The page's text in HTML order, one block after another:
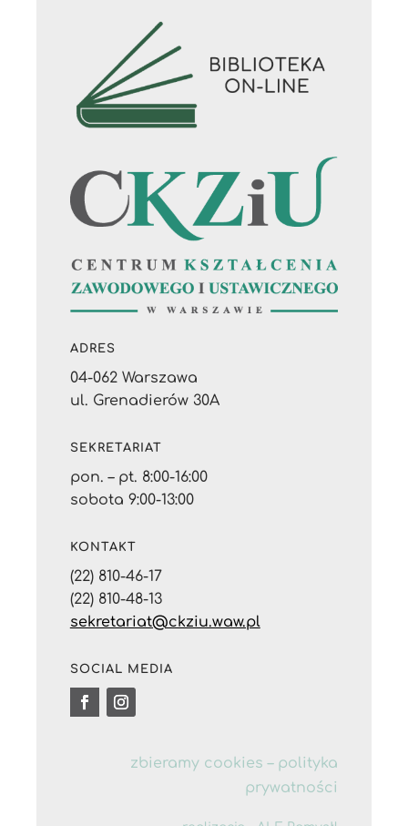
ADRES
04-062 Warszawa
ul. Grenadierów 30A
SEKRETARIAT
pon. – pt. 8:00-16:00
sobota 9:00-13:00
KONTAKT
(22) 810-46-17
(22) 810-48-13
sekretariat@ckziu.waw.pl
SOCIAL MEDIA
zbieramy cookies – polityka
prywatności